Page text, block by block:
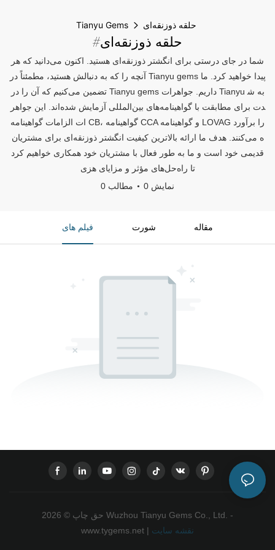
Tianyu Gems حلقه ذوزنقه‌ای
#حلقه ذوزنقه‌ای
شما در جای درستی برای انگشتر ذوزنقه‌ای هستید. اکنون می‌دانید که هر
آنچه را که به دنبالش هستید، مطمئناً در Tianyu gems پیدا خواهید کرد. ما
تضمین می‌کنیم که آن را در Tianyu gems داریم. جواهرات Tianyu به ش
دت برای مطابقت با گواهینامه‌های بین‌المللی آزمایش شده‌اند. این جواهر
ات الزامات گواهینامه CB، گواهینامه CCA و گواهینامه LOVAG را برآورد
ه می‌کنند. هدف ما ارائه بالاترین کیفیت انگشتر ذوزنقه‌ای برای مشتریان
قدیمی خود است و ما به طور فعال با مشتریان خود همکاری خواهیم کرد
تا راه‌حل‌های مؤثر و مزایای هزی
0 مطالب
0 نمایش
فیلم های شورت مقاله
حق چاپ © 2026 Wuzhou Tianyu Gems Co., Ltd. -
www.tygems.net | نقشه سایت